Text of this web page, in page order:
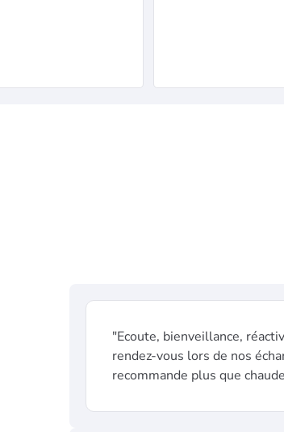
"Ecoute, bienveillance,
rendez-vous lors de nos
recommande plus que